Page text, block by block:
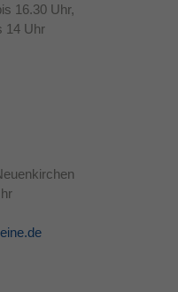
16.30 Uhr,
14 Uhr